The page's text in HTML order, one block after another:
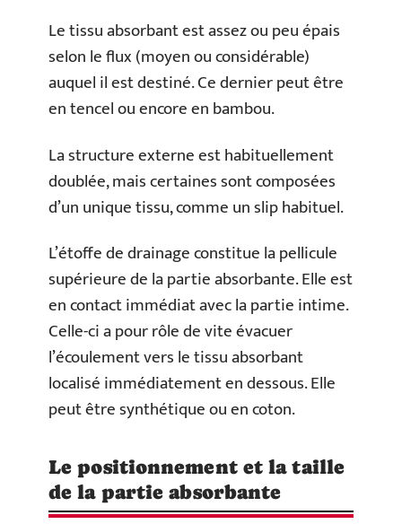
Le tissu absorbant est assez ou peu épais
selon le flux (moyen ou considérable)
auquel il est destiné. Ce dernier peut être
en tencel ou encore en bambou.
La structure externe est habituellement
doublée, mais certaines sont composées
d’un unique tissu, comme un slip habituel.
L’étoffe de drainage constitue la pellicule
supérieure de la partie absorbante. Elle est
en contact immédiat avec la partie intime.
Celle-ci a pour rôle de vite évacuer
l’écoulement vers le tissu absorbant
localisé immédiatement en dessous. Elle
peut être synthétique ou en coton.
Le positionnement et la taille
de la partie absorbante